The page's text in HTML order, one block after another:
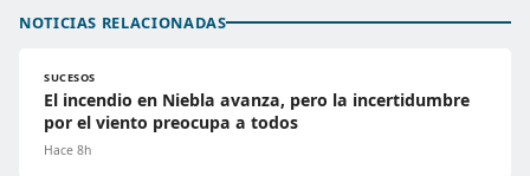
NOTICIAS RELACIONADAS
SUCESOS
El incendio en Niebla avanza, pero la incertidumbre
por el viento preocupa a todos
Hace 8h